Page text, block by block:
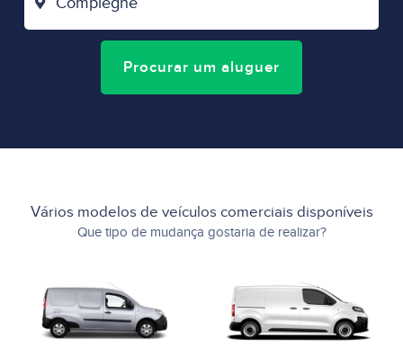
Procurar um aluguer
Vários modelos de veículos comerciais disponíveis
Que tipo de mudança gostaria de realizar?